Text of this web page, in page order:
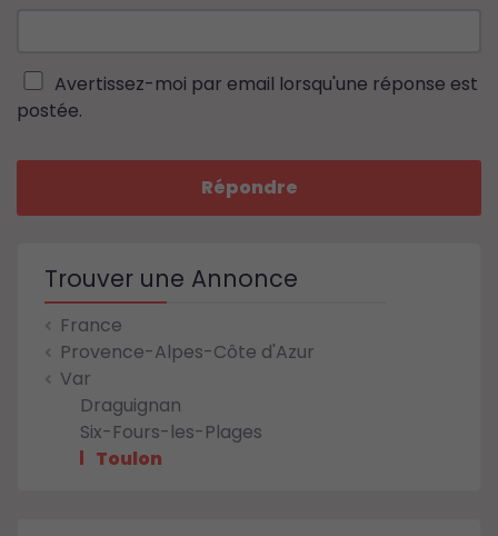
Avertissez-moi par email lorsqu'une réponse est
postée.
Répondre
Trouver une Annonce
France
Provence-Alpes-Côte d'Azur
Var
Draguignan
Six-Fours-les-Plages
Toulon